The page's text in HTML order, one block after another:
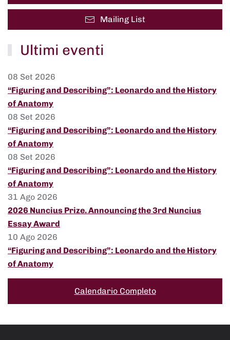
Mailing List
Ultimi eventi
08 Set 2026
“Figuring and Describing”: Leonardo and the History
of Anatomy
08 Set 2026
“Figuring and Describing”: Leonardo and the History
of Anatomy
08 Set 2026
“Figuring and Describing”: Leonardo and the History
of Anatomy
31 Ago 2026
2026 Nuncius Prize. Announcing the 3rd Nuncius
Essay Award
10 Ago 2026
“Figuring and Describing”: Leonardo and the History
of Anatomy
Calendario Completo